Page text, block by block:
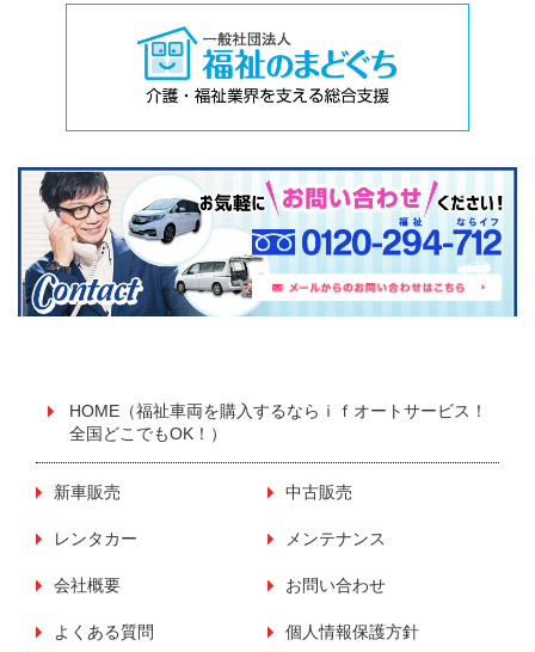
HOME（福祉車両を購入するならｉｆオートサービス！
全国どこでもOK！）
新車販売 中古販売
レンタカー メンテナンス
会社概要 お問い合わせ
よくある質問 個人情報保護方針